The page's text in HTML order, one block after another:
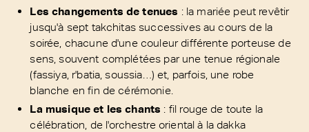
Les changements de tenues : la mariée peut revêtir
jusqu'à sept takchitas successives au cours de la
soirée, chacune d'une couleur différente porteuse de
sens, souvent complétées par une tenue régionale
(fassiya, r'batia, soussia…) et, parfois, une robe
blanche en fin de cérémonie.
La musique et les chants : fil rouge de toute la
célébration, de l'orchestre oriental à la dakka